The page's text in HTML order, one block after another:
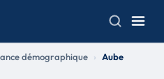
démographique Aube